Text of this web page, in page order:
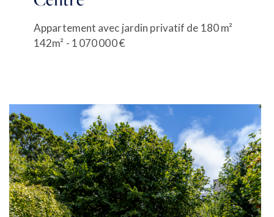
BIENS VENDUS
LOUER
ÉQUIPE
ACTUALITÉS
AGENCES
mon compte EN
Appartement avec jardin privatif de 180 m²
142m² - 1 070 000 €